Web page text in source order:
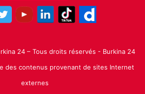
24 – Tous droits réservés - Burkina 24
des contenus provenant de sites Internet
externes